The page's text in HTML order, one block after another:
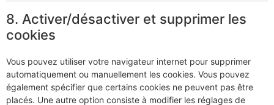
8. Activer/désactiver et supprimer les
cookies
Vous pouvez utiliser votre navigateur internet pour supprimer
automatiquement ou manuellement les cookies. Vous pouvez
également spécifier que certains cookies ne peuvent pas être
placés. Une autre option consiste à modifier les réglages de